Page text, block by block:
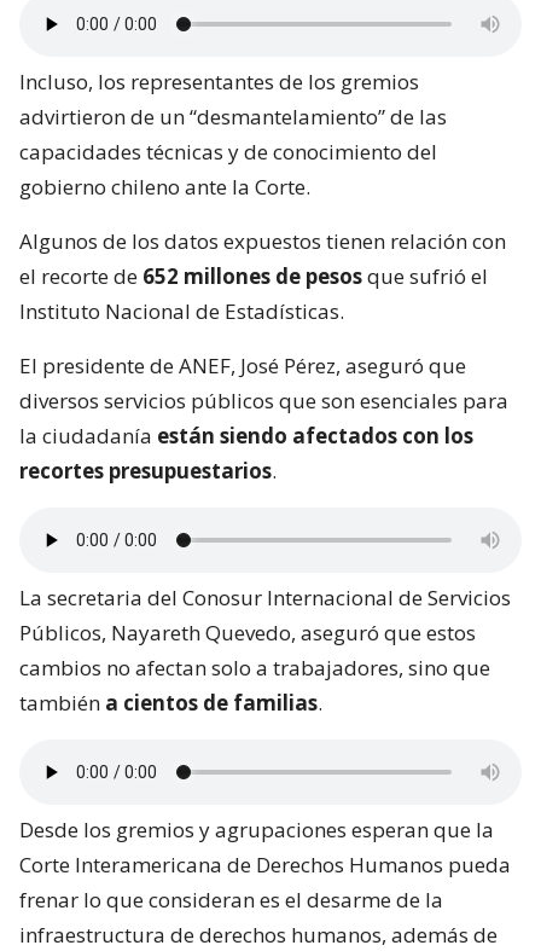
Incluso, los representantes de los gremios
advirtieron de un “desmantelamiento” de las
capacidades técnicas y de conocimiento del
gobierno chileno ante la Corte.
Algunos de los datos expuestos tienen relación con
el recorte de 652 millones de pesosque sufrió el
Instituto Nacional de Estadísticas.
El presidente de ANEF, José Pérez, aseguró que
diversos servicios públicos que son esenciales para
la ciudadanía están siendo afectados con los
recortes presupuestarios.
La secretaria del Conosur Internacional de Servicios
Públicos, Nayareth Quevedo, aseguró que estos
cambios no afectan solo a trabajadores, sino que
también a cientos de familias.
Desde los gremios y agrupaciones esperan que la
Corte Interamericana de Derechos Humanos pueda
frenar lo que consideran es el desarme de la
infraestructura de derechos humanos, además de